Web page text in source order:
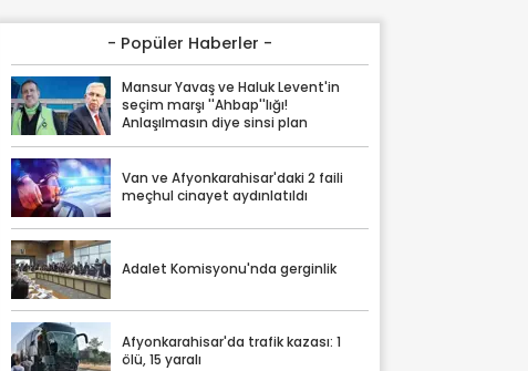
- Popüler Haberler -
Mansur Yavaş ve Haluk Levent'in
seçim marşı ''Ahbap''lığı!
Anlaşılmasın diye sinsi plan
Van ve Afyonkarahisar'daki 2 faili
meçhul cinayet aydınlatıldı
Adalet Komisyonu'nda gerginlik
Afyonkarahisar'da trafik kazası: 1
ölü, 15 yaralı